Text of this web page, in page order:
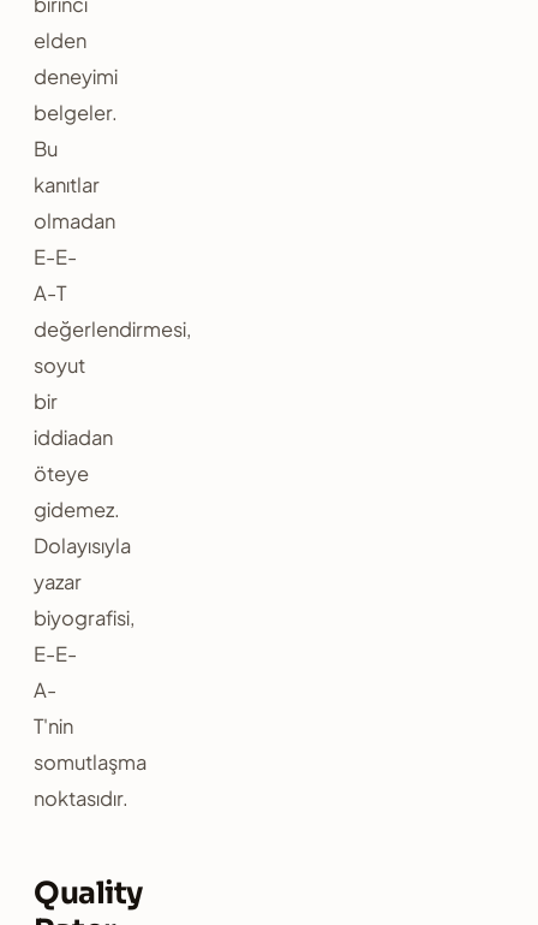
elden
deneyimi
belgeler.
Bu
kanıtlar
olmadan
E-E-
A-T
değerlendirmesi,
soyut
bir
iddiadan
öteye
gidemez.
Dolayısıyla
yazar
biyografisi,
E-E-
A-
T'nin
somutlaşma
noktasıdır.
Quality